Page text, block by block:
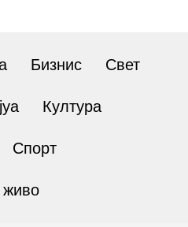
Бизнис Свет
Култура
Спорт